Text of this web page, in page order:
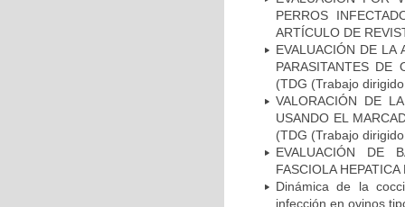
PERROS
ARTÍCULO DE
EVALUACIÓN DE LA
PARASITANTES DE
(TDG (Trabajo
VALORACIÓN DE
USANDO EL
(TDG (Trabajo
EVALUACIÓN DE
FASCIOLA
Dinámica de la
infección en ovinos